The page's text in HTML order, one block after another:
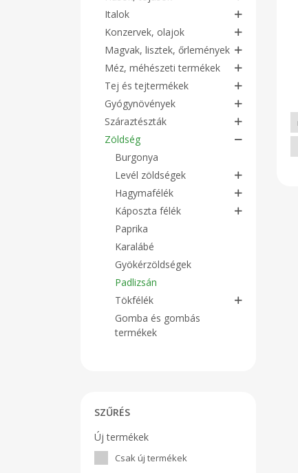
Italok
Konzervek, olajok
Magvak, lisztek, őrlemények
Méz, méhészeti termékek
Tej és tejtermékek
Gyógynövények
Száraztészták
Zöldség
Burgonya
Levél zöldségek
Hagymafélék
Káposzta félék
Paprika
Karalábé
Gyökérzöldségek
Padlizsán
Tökfélék
Gomba és gombás
termékek
SZŰRÉS
Új termékek
Csak új termékek